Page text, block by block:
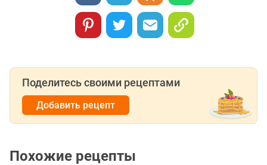
Поделитесь своими рецептами
Добавить рецепт
Похожие рецепты